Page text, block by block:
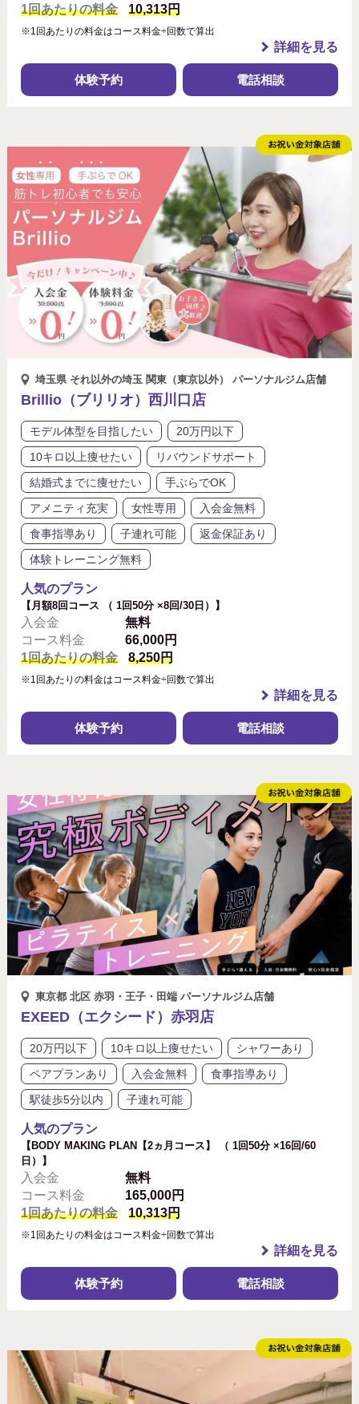
1回あたりの料金
10,313円
※1回あたりの料金はコース料金÷回数で算出
詳細を見る
体験予約 電話相談
埼玉県 それ以外の埼玉 関東（東京以外） パーソナルジム店舗
Brillio（ブリリオ）西川口店
モデル体型を目指したい
20万円以下
10キロ以上痩せたい
リバウンドサポート
結婚式までに痩せたい
手ぶらでOK
アメニティ充実
女性専用
入会金無料
食事指導あり
子連れ可能
返金保証あり
体験トレーニング無料
人気のプラン
【月額8回コース （ 1回50分 ×8回/30日）】
入会金
無料
コース料金
66,000円
1回あたりの料金
8,250円
※1回あたりの料金はコース料金÷回数で算出
詳細を見る
体験予約 電話相談
東京都 北区 赤羽・王子・田端 パーソナルジム店舗
EXEED（エクシード）赤羽店
20万円以下 10キロ以上痩せたい
シャワーあり
ペアプランあり
入会金無料
食事指導あり
駅徒歩5分以内
子連れ可能
人気のプラン
【BODY MAKING PLAN【2ヵ月コース】 （ 1回50分 ×16回/60
日）】
入会金
無料
コース料金
165,000円
1回あたりの料金
10,313円
※1回あたりの料金はコース料金÷回数で算出
詳細を見る
体験予約 電話相談